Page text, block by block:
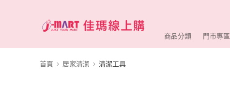
商品分類 門市專區
首頁 居家清潔 清潔工具